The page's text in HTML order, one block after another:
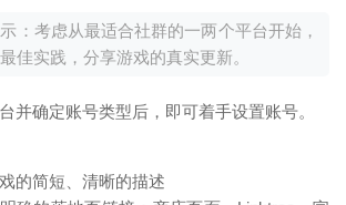
：考虑从最适合社群的一两个平台开始，
佳实践，分享游戏的真实更新。
并确定账号类型后，即可着手设置账号。
的简短、清晰的描述